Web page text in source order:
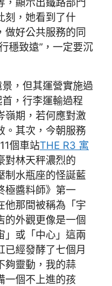
，顯示出鐵路部門
刻，她看到了什
做好公共服務的同
穩致遠”，一定要沉
，但其運營實施過
，行李運輸過程
嶺期，若何應對激
。其次，今朝服務
個車站THE R3 寓
對林天秤濃烈的
制水瓶座的怪誕藍
極醬料師》第一
他那間被稱為「宇
的外觀更像是一個
」或「中心」這兩
已經發酵了七個月
夠靈動，我的蒜
一個不上進的孩